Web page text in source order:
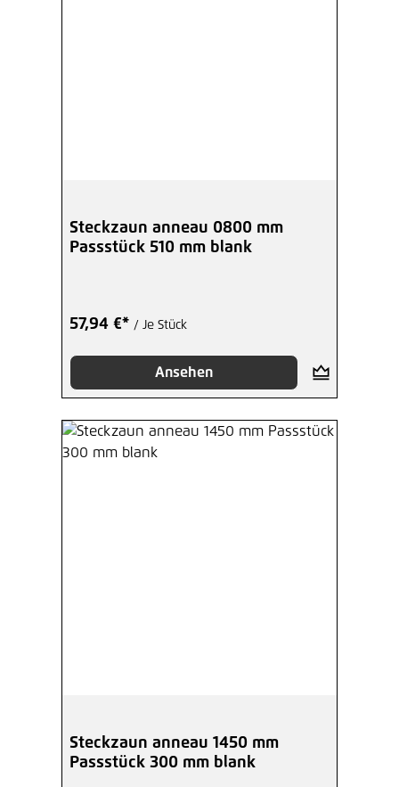
Steckzaun anneau 0800 mm
Passstück 510 mm blank
57,94 €* / Je Stück
Ansehen
Steckzaun anneau 1450 mm
Passstück 300 mm blank